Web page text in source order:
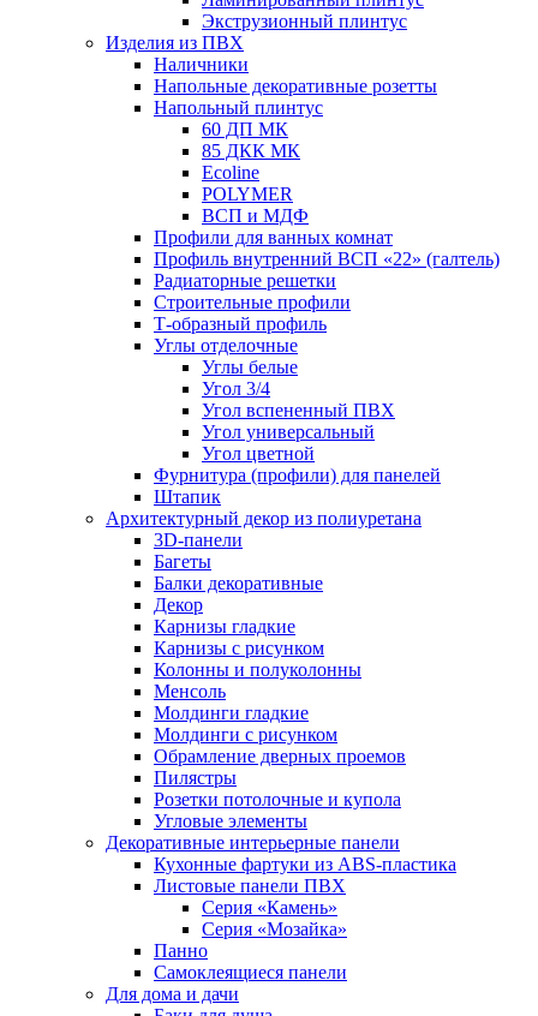
Экструзионный плинтус
Изделия из ПВХ
Наличники
Напольные декоративные розетты
Напольный плинтус
60 ДП МК
85 ДКК МК
Ecoline
POLYMER
ВСП и МДФ
Профили для ванных комнат
Профиль внутренний ВСП «22» (галтель)
Радиаторные решетки
Строительные профили
Т-образный профиль
Углы отделочные
Углы белые
Угол 3/4
Угол вспененный ПВХ
Угол универсальный
Угол цветной
Фурнитура (профили) для панелей
Штапик
Архитектурный декор из полиуретана
3D-панели
Багеты
Балки декоративные
Декор
Карнизы гладкие
Карнизы с рисунком
Колонны и полуколонны
Менсоль
Молдинги гладкие
Молдинги с рисунком
Обрамление дверных проемов
Пилястры
Розетки потолочные и купола
Угловые элементы
Декоративные интерьерные панели
Кухонные фартуки из ABS-пластика
Листовые панели ПВХ
Серия «Камень»
Серия «Мозайка»
Панно
Самоклеящиеся панели
Для дома и дачи